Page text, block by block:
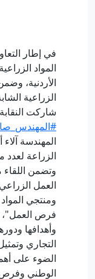
في إطار
المواد
الأردنية،
الزراعية
شاركت
المهندسة
الزراعة
وتضمن
العمل
ومنتجي
فرص العمل"،
وأهدافها
التجاري
الضوء على
الوطني وفرص